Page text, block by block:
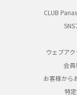
CLUB
ウェブア
会
お客様から
特